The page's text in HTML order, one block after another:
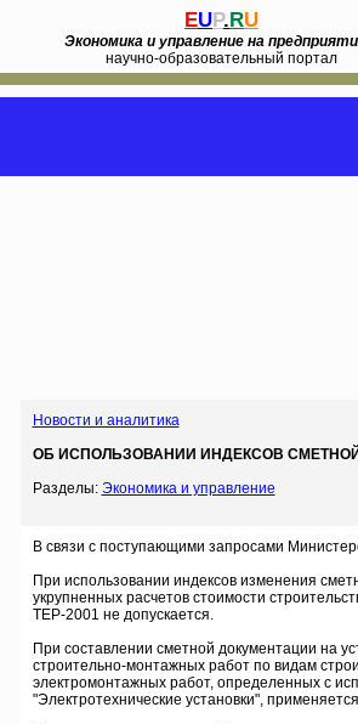
EUP.RU
Экономика и управление на
научно-образовательный портал
Новости и аналитика
ОБ ИСПОЛЬЗОВАНИИ ИНДЕКСОВ СМЕТНОЙ
Разделы: Экономика и управление
В связи с поступающими запросами
При использовании индексов изменения
укрупненных расчетов стоимости
ТЕР-2001 не допускается.
При составлении сметной документации на
строительно-монтажных работ по видам
электромонтажных работ, определенных с
"Электротехнические установки",